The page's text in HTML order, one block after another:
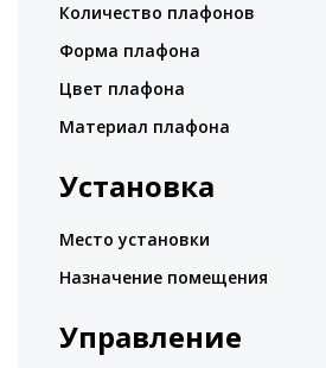
Количество плафонов
Форма плафона
Цвет плафона
Материал плафона
Установка
Место установки
Назначение помещения
Управление